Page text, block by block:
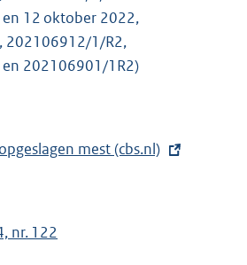
12 oktober 2022,
202106912/1/R2,
202106901/1R2)
mest (cbs.nl)
nr. 122